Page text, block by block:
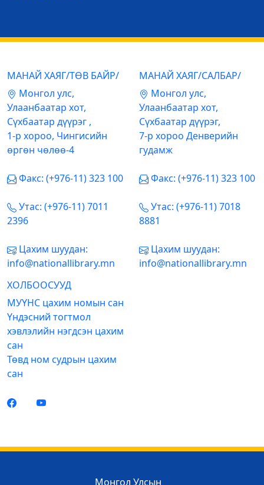
МАНАЙ ХАЯГ/ТӨВ БАЙР/
Mонгол улс,
Улаанбаатар хот,
Сүхбаатар дүүрэг ,
1-р хороо, Чингисийн
өргөн чөлөө-4
Факс: (+976-11) 323 100
Утас: (+976-11) 7011
2396
Цахим шуудан:
info@nationallibrary.mn
МАНАЙ ХАЯГ/САЛБАР/
Mонгол улс,
Улаанбаатар хот,
Сүхбаатар дүүрэг,
7-р хороо Денверийн
гудамж
Факс: (+976-11) 323 100
Утас: (+976-11) 7018
8881
Цахим шуудан:
info@nationallibrary.mn
ХОЛБООСУУД
МУҮНС цахим номын сан
Үндэсний тогтмол
хэвлэлийн нэгдсэн цахим
сан
Төвд ном судрын цахим
сан
Монгол Улсын